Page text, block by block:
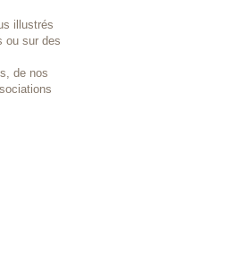
illustrés
ou sur des
de nos